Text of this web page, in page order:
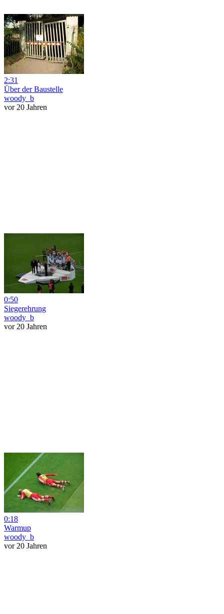
2:31
Über der Baustelle
woody_b
vor 20 Jahren
0:50
Siegerehrung
woody_b
vor 20 Jahren
0:18
Warmup
woody_b
vor 20 Jahren